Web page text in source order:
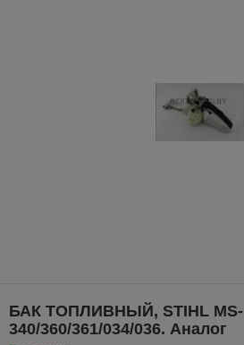
БАК ТОПЛИВНЫЙ, STIHL MS-
340/360/361/034/036. Аналог